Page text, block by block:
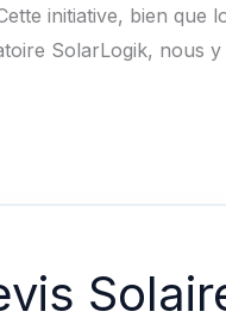
initiative, bien
SolarLogik, nous